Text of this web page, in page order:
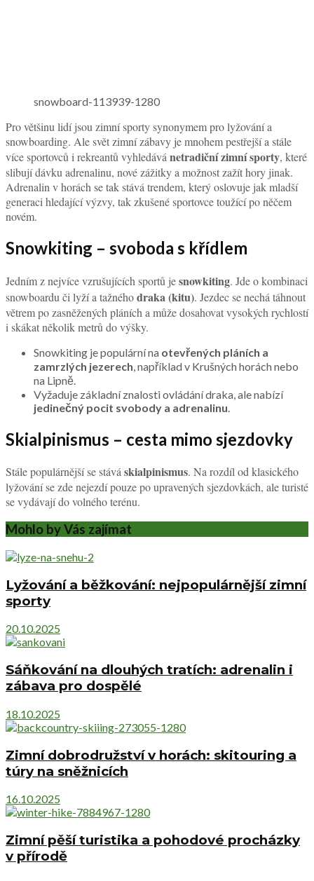
snowboard-113939-1280
Pro většinu lidí jsou zimní sporty synonymem pro lyžování a
snowboarding. Ale svět zimní zábavy je mnohem pestřejší a stále
více sportovců i rekreantů vyhledává netradiční zimní sporty, které
slibují dávku adrenalinu, nové zážitky a možnost zažít hory jinak.
Adrenalin v horách se tak stává trendem, který oslovuje jak mladší
generaci hledající výzvy, tak zkušené sportovce toužící po něčem
novém.
Snowkiting – svoboda s křídlem
Jedním z nejvíce vzrušujících sportů jesnowkiting. Jde o kombinaci
snowboardu či lyží a tažnéhodraka (kitu). Jezdec se nechá táhnout
větrem po zasněžených pláních a může dosahovat vysokých rychlostí
i skákat několik metrů do výšky.
Snowkiting je populární na otevřených pláních a
zamrzlých jezerech , například v Krušných horách nebo
na Lipně.
Vyžaduje základní znalosti ovládání draka, ale nabízí
jedinečný pocit svobody a adrenalinu
Skialpinismus – cesta mimo sjezdovky
Stále populárnější se stává skialpinismus. Na rozdíl od klasického
lyžování se zde nejezdí pouze po upravených sjezdovkách, ale turisté
se vydávají do volného terénu.
Mohlo by Vás zajímat
Lyžování a běžkování: nejpopulárnější zimní
sporty
20.10.2025
Sáňkování na dlouhých tratích: adrenalin i
zábava pro dospělé
18.10.2025
Zimní dobrodružství v horách: skitouring a
túry na sněžnicích
16.10.2025
Zimní pěší turistika a pohodové procházky
v přírodě